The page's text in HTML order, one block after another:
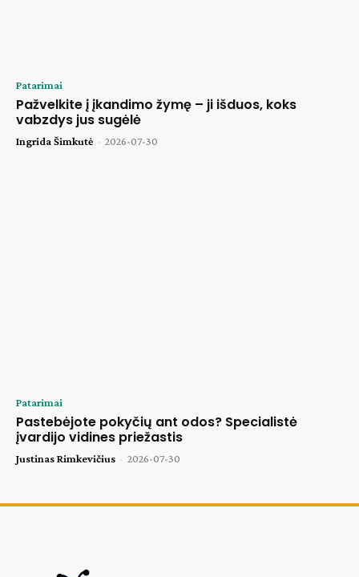
Patarimai
Pažvelkite į įkandimo žymę – ji išduos, koks
vabzdys jus sugėlė
Ingrida Šimkutė - 2026-07-30
Patarimai
Pastebėjote pokyčių ant odos? Specialistė
įvardijo vidines priežastis
Justinas Rimkevičius - 2026-07-30